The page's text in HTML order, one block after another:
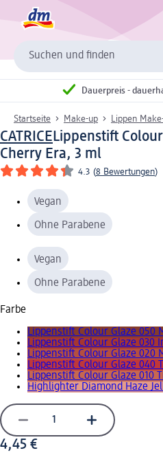
Suchen und finden
Dauerpreis -
Startseite Make-up Lippen
CATRICELippenstift
Cherry Era, 3 ml
4.3 (8 Bewertungen)
Vegan
Ohne Parabene
Vegan
Ohne Parabene
Farbe
Lippenstift Colour Glaze 050
Lippenstift Colour Glaze 030
Lippenstift Colour Glaze 020
Lippenstift Colour Glaze 040
Lippenstift Colour Glaze 010
Highlighter Diamond Haze
4,45 €